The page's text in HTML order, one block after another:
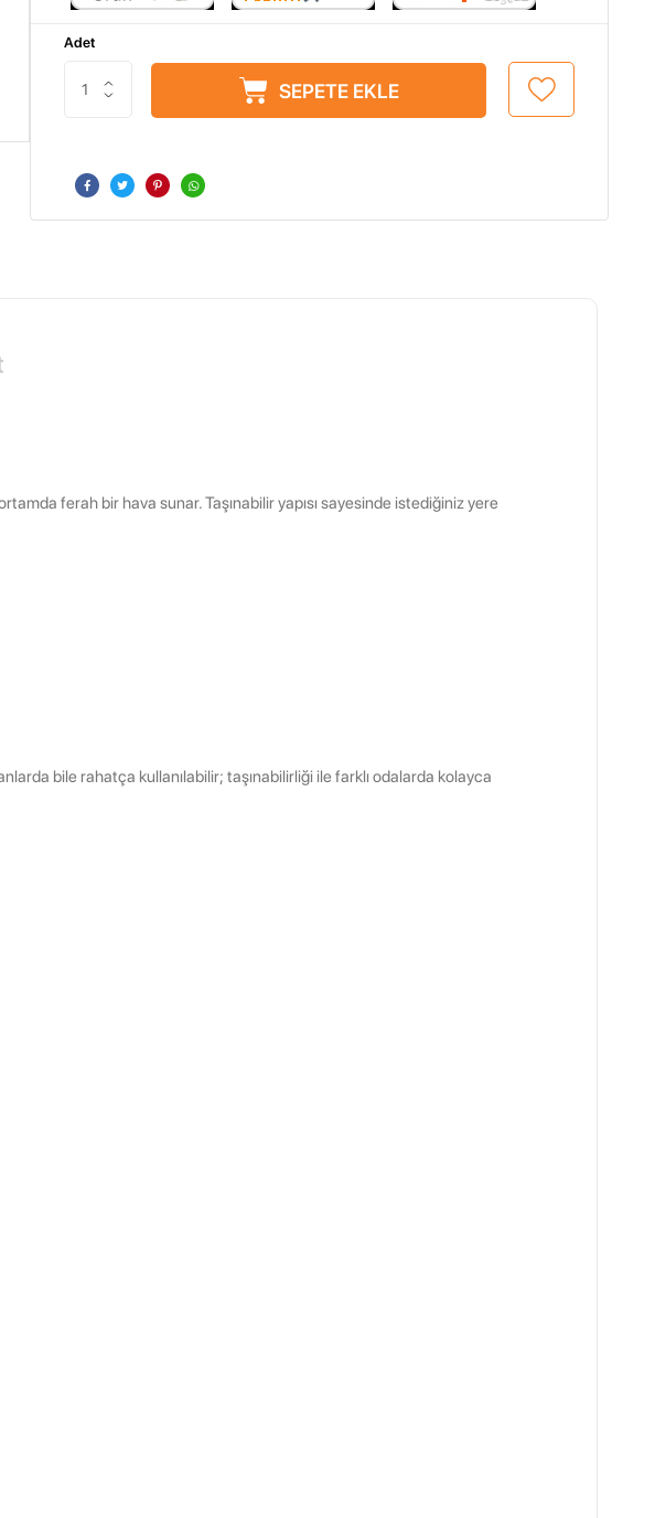
Adet
SEPETE EKLE
ferah bir hava sunar. Taşınabilir yapısı sayesinde istediğiniz yere
bile rahatça kullanılabilir; taşınabilirliği ile farklı odalarda kolayca